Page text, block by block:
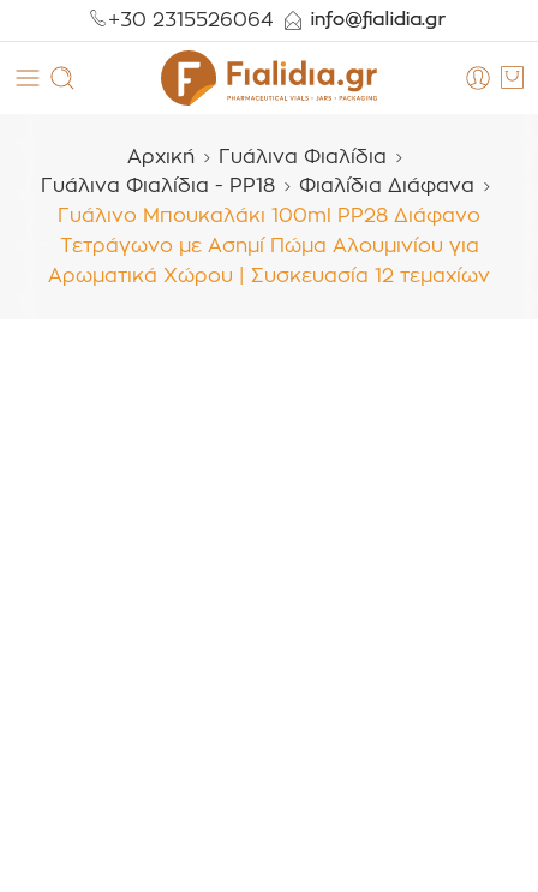
+30 2315526064
Αρχική
Γυάλινα Φιαλίδια
Γυάλινα Φιαλίδια - PP18
Φιαλίδια Διάφανα
Γυάλινο Μπουκαλάκι 100ml PP28 Διάφανο
Τετράγωνο με Ασημί Πώμα Αλουμινίου για
Αρωματικά Χώρου | Συσκευασία 12 τεμαχίων